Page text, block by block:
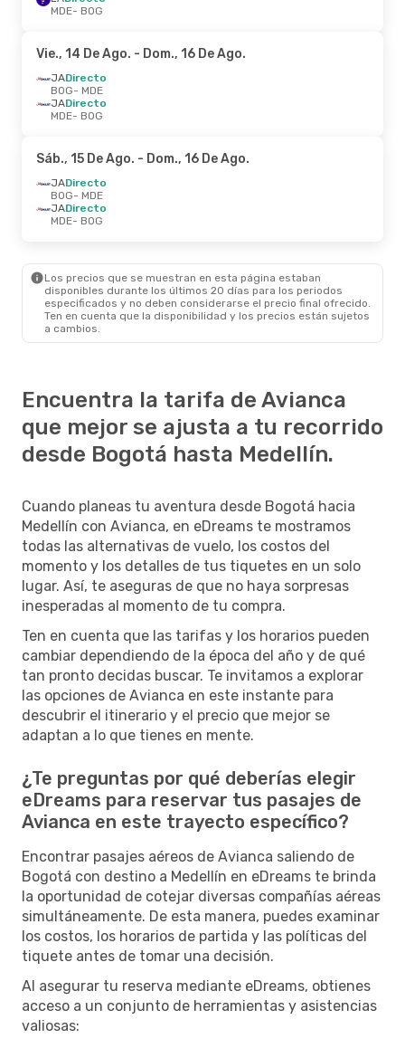
MDE- BOG
Vie., 14 De Ago. - Dom., 16 De Ago.
JADirecto
BOG- MDE
JADirecto
MDE- BOG
Sáb., 15 De Ago. - Dom., 16 De Ago.
JADirecto
BOG- MDE
JADirecto
MDE- BOG
Los precios que se muestran en esta página estaban
disponibles durante los últimos 20 días para los periodos
especificados y no deben considerarse el precio final ofrecido.
Ten en cuenta que la disponibilidad y los precios están sujetos
a cambios.
Encuentra la tarifa de Avianca
que mejor se ajusta a tu recorrido
desde Bogotá hasta Medellín.
Cuando planeas tu aventura desde Bogotá hacia
Medellín con Avianca, en eDreams te mostramos
todas las alternativas de vuelo, los costos del
momento y los detalles de tus tiquetes en un solo
lugar. Así, te aseguras de que no haya sorpresas
inesperadas al momento de tu compra.
Ten en cuenta que las tarifas y los horarios pueden
cambiar dependiendo de la época del año y de qué
tan pronto decidas buscar. Te invitamos a explorar
las opciones de Avianca en este instante para
descubrir el itinerario y el precio que mejor se
adaptan a lo que tienes en mente.
¿Te preguntas por qué deberías elegir
eDreams para reservar tus pasajes de
Avianca en este trayecto específico?
Encontrar pasajes aéreos de Avianca saliendo de
Bogotá con destino a Medellín en eDreams te brinda
la oportunidad de cotejar diversas compañías aéreas
simultáneamente. De esta manera, puedes examinar
los costos, los horarios de partida y las políticas del
tiquete antes de tomar una decisión.
Al asegurar tu reserva mediante eDreams, obtienes
acceso a un conjunto de herramientas y asistencias
valiosas: